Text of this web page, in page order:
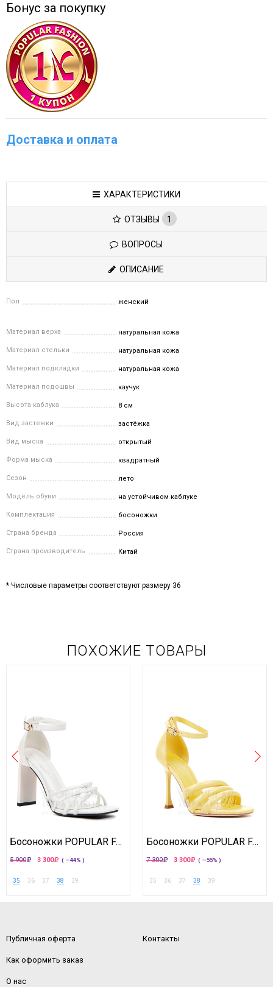
Бонус за покупку
Доставка и оплата
ХАРАКТЕРИСТИКИ
ОТЗЫВЫ 1
ВОПРОСЫ
ОПИСАНИЕ
Пол женский
Материал верха натуральная кожа
Материал стельки натуральная кожа
Материал подкладки натуральная кожа
Материал подошвы каучук
Высота каблука 8 см
Вид застежки застёжка
Вид мыска открытый
Форма мыска квадратный
Сезон лето
Модель обуви на устойчивом каблуке
Комплектация босоножки
Страна бренда Россия
Страна производитель Китай
* Числовые параметры соответствуют размеру 36
ПОХОЖИЕ ТОВАРЫ
Босоножки POPULAR FASHION
5 900 3 300 ( —44% )
35 36 37 38 39
Босоножки POPULAR FASHION
7 300 3 300 ( —55% )
35 36 37 38 39
Публичная оферта
Как оформить заказ
О нас
Контакты